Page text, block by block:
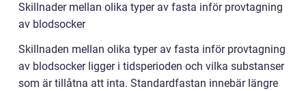
Skillnader mellan olika typer av fasta inför provtagning
av blodsocker
Skillnaden mellan olika typer av fasta inför provtagning
av blodsocker ligger i tidsperioden och vilka substanser
som är tillåtna att inta. Standardfastan innebär längre